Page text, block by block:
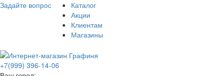
Задайте вопрос
Каталог
Акции
Клиентам
Магазины
+7(999) 396-14-06